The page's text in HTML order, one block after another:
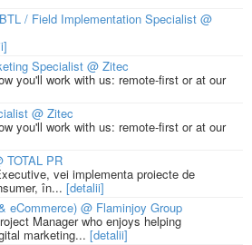
/ Field Implementation Specialist @
Specialist @ Zitec
you'll work with us: remote-first or at our
@ Zitec
you'll work with us: remote-first or at our
TOTAL PR
vei implementa proiecte de
în... [detalii]
eCommerce) @ Flaminjoy Group
Manager who enjoys helping
marketing... [detalii]